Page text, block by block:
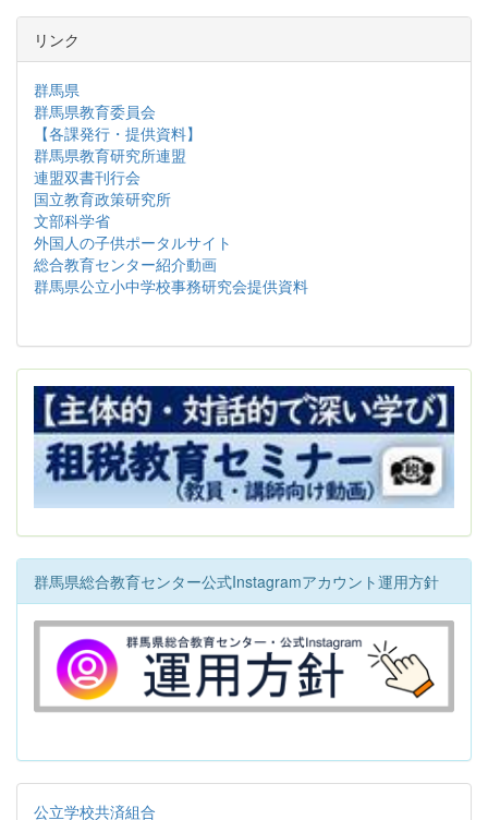
リンク
群馬県
群馬県教育委員会
【各課発行・提供資料】
群馬県教育研究所連盟
連盟双書刊行会
国立教育政策研究所
文部科学省
外国人の子供ポータルサイト
総合教育センター紹介動画
群馬県公立小中学校事務研究会提供資料
群馬県総合教育センター公式Instagramアカウント運用方針
公立学校共済組合